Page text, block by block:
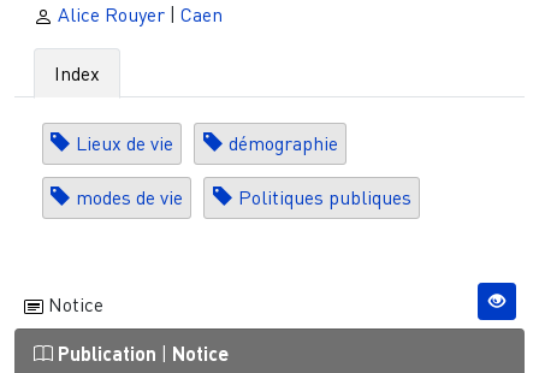
Alice Rouyer | Caen
Index
Lieux de vie démographie
modes de vie Politiques publiques
Notice
Publication Notice